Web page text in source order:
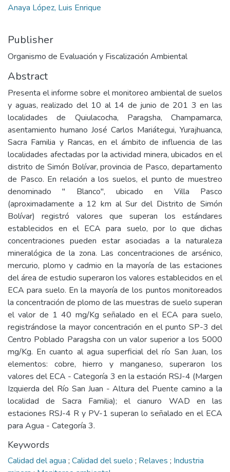
Anaya López, Luis Enrique
Publisher
Organismo de Evaluación y Fiscalización Ambiental
Abstract
Presenta el informe sobre el monitoreo ambiental de suelos
y aguas, realizado del 10 al 14 de junio de 201 3 en las
localidades de Quiulacocha, Paragsha, Champamarca,
asentamiento humano José Carlos Mariátegui, Yurajhuanca,
Sacra Familia y Rancas, en el ámbito de influencia de las
localidades afectadas por la actividad minera, ubicados en el
distrito de Simón Bolívar, provincia de Pasco, departamento
de Pasco. En relación a los suelos, el punto de muestreo
denominado " Blanco", ubicado en Villa Pasco
(aproximadamente a 12 km al Sur del Distrito de Simón
Bolívar) registró valores que superan los estándares
establecidos en el ECA para suelo, por lo que dichas
concentraciones pueden estar asociadas a la naturaleza
mineralógica de la zona. Las concentraciones de arsénico,
mercurio, plomo y cadmio en la mayoría de las estaciones
del área de estudio superaron los valores establecidos en el
ECA para suelo. En la mayoría de los puntos monitoreados
la concentración de plomo de las muestras de suelo superan
el valor de 1 40 mg/Kg señalado en el ECA para suelo,
registrándose la mayor concentración en el punto SP-3 del
Centro Poblado Paragsha con un valor superior a los 5000
mg/Kg. En cuanto al agua superficial del río San Juan, los
elementos: cobre, hierro y manganeso, superaron los
valores del ECA - Categoría 3 en la estación RSJ-4 (Margen
Izquierda del Río San Juan - Altura del Puente camino a la
localidad de Sacra Familia); el cianuro WAD en las
estaciones RSJ-4 R y PV-1 superan lo señalado en el ECA
para Agua - Categoría 3.
Keywords
Calidad del agua ; Calidad del suelo ; Relaves ; Industria